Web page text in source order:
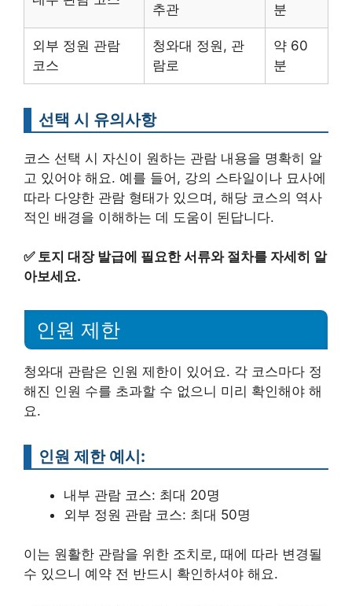
추관 분
외부 정원 관람
코스
청와대 정원, 관
람로
약 60
분
선택 시 유의사항
코스 선택 시 자신이 원하는 관람 내용을 명확히 알
고 있어야 해요. 예를 들어, 강의 스타일이나 묘사에
따라 다양한 관람 형태가 있으며, 해당 코스의 역사
적인 배경을 이해하는 데 도움이 된답니다.
✅ 토지 대장 발급에 필요한 서류와 절차를 자세히 알
아보세요.
인원 제한
청와대 관람은 인원 제한이 있어요. 각 코스마다 정
해진 인원 수를 초과할 수 없으니 미리 확인해야 해
요.
인원 제한 예시:
내부 관람 코스: 최대 20명
외부 정원 관람 코스: 최대 50명
이는 원활한 관람을 위한 조치로, 때에 따라 변경될
수 있으니 예약 전 반드시 확인하셔야 해요.